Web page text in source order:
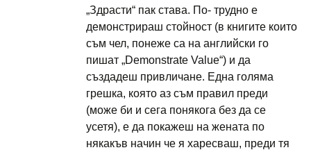
„Здрасти“ пак става. По- трудно е
демонстрираш стойност (в книгите които
съм чел, понеже са на английски го
пишат „Demonstrate Value“) и да
създадеш привличане. Една голяма
грешка, която аз съм правил преди
(може би и сега понякога без да се
усетя), е да покажеш на жената по
някакъв начин че я харесваш, преди тя